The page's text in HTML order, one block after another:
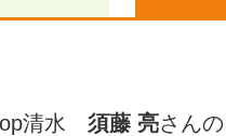
清水 須藤 亮さん